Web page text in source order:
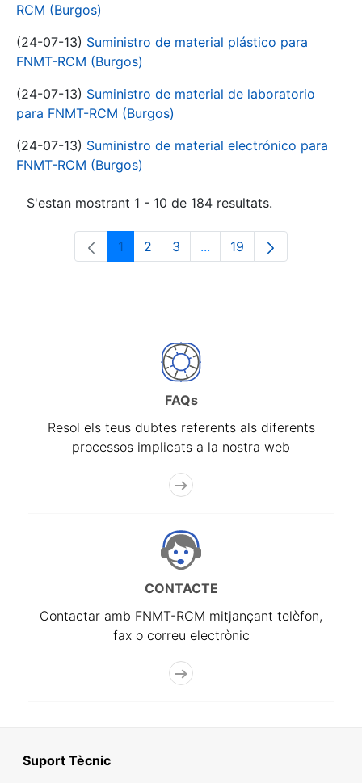
RCM (Burgos)
(24-07-13) Suministro de material plástico para
FNMT-RCM (Burgos)
(24-07-13) Suministro de material de laboratorio
para FNMT-RCM (Burgos)
(24-07-13) Suministro de material electrónico para
FNMT-RCM (Burgos)
S'estan mostrant 1 - 10 de 184 resultats.
Pàgina
1 Pàgina
2 Pàgina
3 ...Pàgines intermèdies
Pàgina
19
FAQs
Resol els teus dubtes referents als diferents
processos implicats a la nostra web
CONTACTE
Contactar amb FNMT-RCM mitjançant telèfon,
fax o correu electrònic
Suport Tècnic